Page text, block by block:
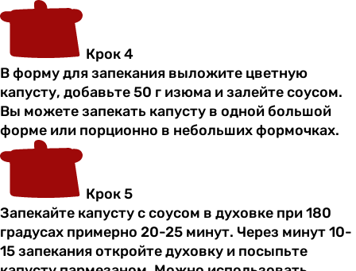
Крок 4
В форму для запекания выложите цветную
капусту, добавьте 50 г изюма и залейте соусом.
Вы можете запекать капусту в одной большой
форме или порционно в небольших формочках.
Крок 5
Запекайте капусту с соусом в духовке при 180
градусах примерно 20-25 минут. Через минут 10-
15 запекания откройте духовку и посыпьте